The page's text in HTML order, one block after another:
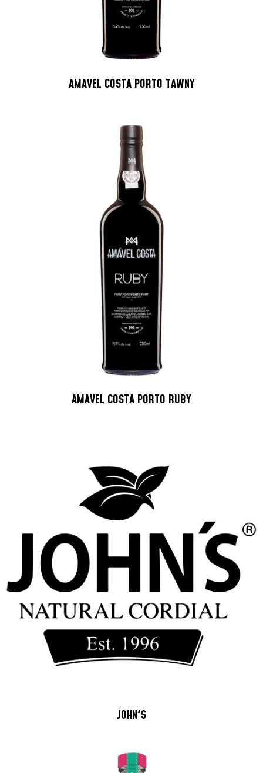
AMAVEL COSTA PORTO TAWNY
AMAVEL COSTA PORTO RUBY
JOHN'S